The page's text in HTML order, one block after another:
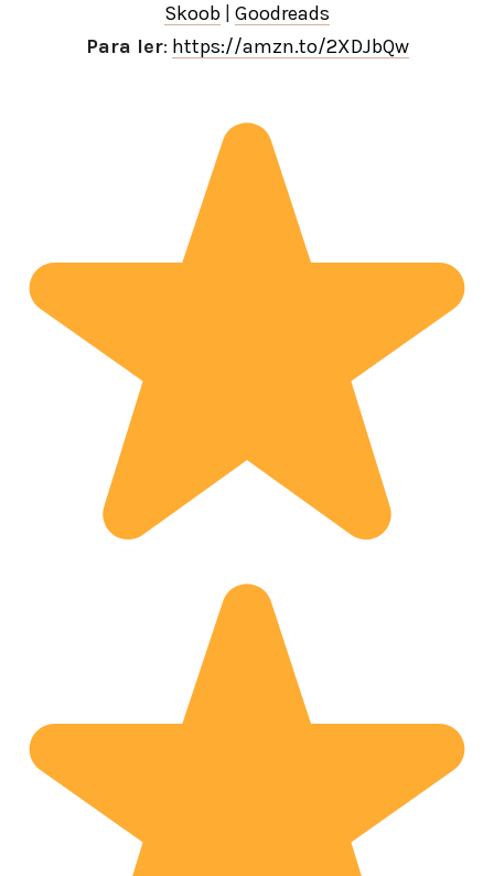
Skoob Goodreads
Para ler: https://amzn.to/2XDJbQw